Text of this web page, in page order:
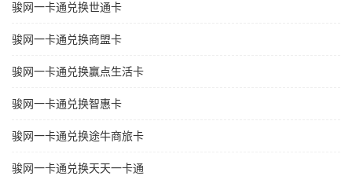
骏网一卡通兑换世通卡
骏网一卡通兑换商盟卡
骏网一卡通兑换赢点生活卡
骏网一卡通兑换智惠卡
骏网一卡通兑换途牛商旅卡
骏网一卡通兑换天天一卡通